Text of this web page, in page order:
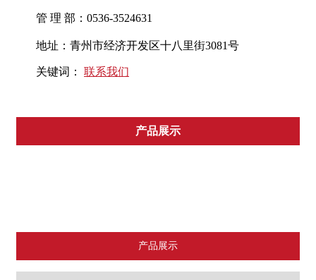
管 理 部：0536-3524631
地址：青州市经济开发区十八里街3081号
关键词： 联系我们
产品展示
产品展示